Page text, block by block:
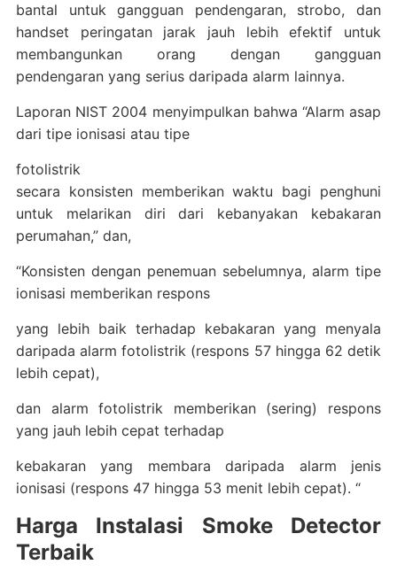
bantal untuk gangguan pendengaran, strobo, dan
handset peringatan jarak jauh lebih efektif untuk
membangunkan orang dengan gangguan
pendengaran yang serius daripada alarm lainnya.
Laporan NIST 2004 menyimpulkan bahwa “Alarm asap
dari tipe ionisasi atau tipe
fotolistrik
secara konsisten memberikan waktu bagi penghuni
untuk melarikan diri dari kebanyakan kebakaran
perumahan,” dan,
“Konsisten dengan penemuan sebelumnya, alarm tipe
ionisasi memberikan respons
yang lebih baik terhadap kebakaran yang menyala
daripada alarm fotolistrik (respons 57 hingga 62 detik
lebih cepat),
dan alarm fotolistrik memberikan (sering) respons
yang jauh lebih cepat terhadap
kebakaran yang membara daripada alarm jenis
ionisasi (respons 47 hingga 53 menit lebih cepat). “
Harga Instalasi Smoke Detector
Terbaik